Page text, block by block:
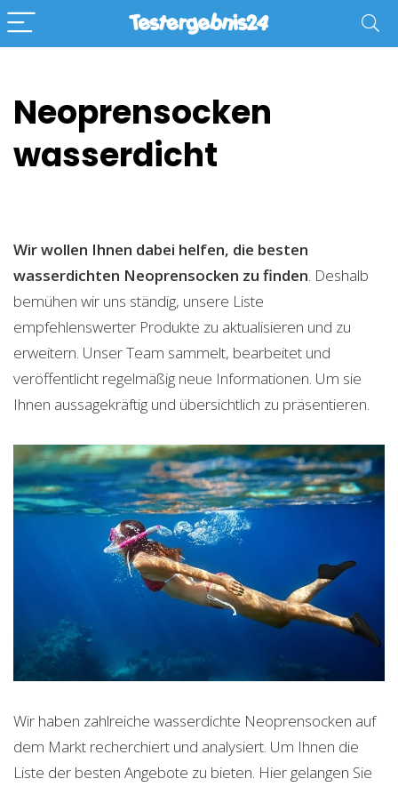
Neoprensocken
wasserdicht
Wir wollen Ihnen dabei helfen, die besten
wasserdichten Neoprensocken zu finden. Deshalb
bemühen wir uns ständig, unsere Liste
empfehlenswerter Produkte zu aktualisieren und zu
erweitern. Unser Team sammelt, bearbeitet und
veröffentlicht regelmäßig neue Informationen. Um sie
Ihnen aussagekräftig und übersichtlich zu präsentieren.
Wir haben zahlreiche wasserdichte Neoprensocken auf
dem Markt recherchiert und analysiert. Um Ihnen die
Liste der besten Angebote zu bieten. Hier gelangen Sie